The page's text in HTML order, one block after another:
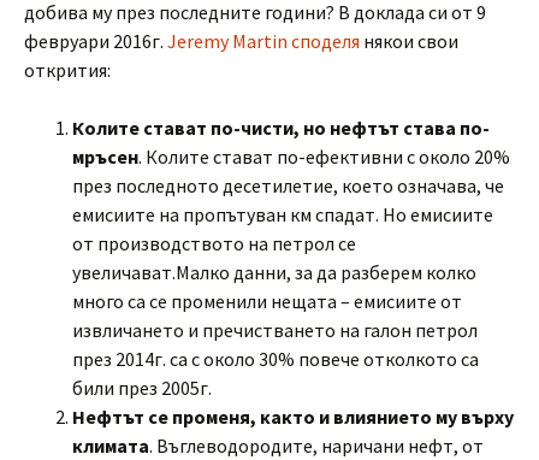
добива му през последните години? В доклада си от 9
февруари 2016г. Jeremy Martin споделя някои свои
открития:
Колите стават по-чисти, но нефтът става по-
мръсен. Колите стават по-ефективни с около 20%
през последното десетилетие, което означава, че
емисиите на пропътуван км спадат. Но емисиите
от производството на петрол се
увеличават.Малко данни, за да разберем колко
много са се променили нещата – емисиите от
извличането и пречистването на галон петрол
през 2014г. са с около 30% повече отколкото са
били през 2005г.
Нефтът се променя, както и влиянието му върху
климата. Въглеводородите, наричани нефт, от